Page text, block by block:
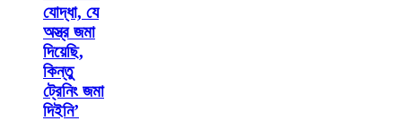
যোদ্ধা, যে
অস্ত্র জমা
দিয়েছি,
কিন্তু
ট্রেনিং জমা
দিইনি’